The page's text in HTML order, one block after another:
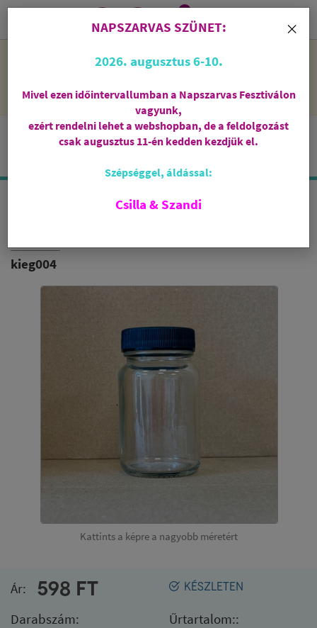
NAPSZARVAS SZÜNET: 2026. augusztus 6-10 - rendelni lehet
feldolgozni őket.
i
0
CSAVAROS ÜVEG
kieg004
Kattints a képre a nagyobb méretért
KÉSZLETEN
Ár: 598 FT
Darabszám: Űrtartalom::
×
NAPSZARVAS SZÜNET:
2026. augusztus 6-10.
Mivel ezen időintervallumban a Napszarvas Fesztiválon
vagyunk,
ezért rendelni lehet a webshopban, de a feldolgozást
csak augusztus 11-én kedden kezdjük el.
Szépséggel, áldással:
Csilla & Szandi